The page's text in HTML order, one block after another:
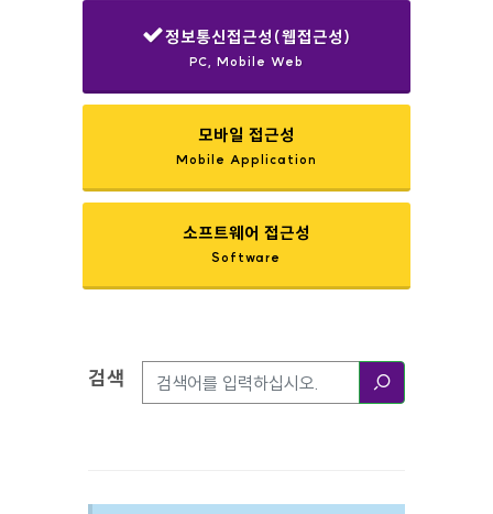
정보통신접근성(웹접근성)
PC, Mobile Web
모바일 접근성
Mobile Application
소프트웨어 접근성
Software
검색옵션
검색